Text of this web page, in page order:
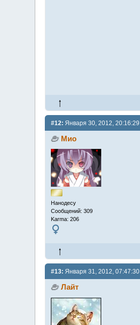
#12: Января 30, 2012, 20:16:29
Мио
Нанодесу
Сообщений: 309
Karma: 206
#13: Января 31, 2012, 07:47:30
Лайт